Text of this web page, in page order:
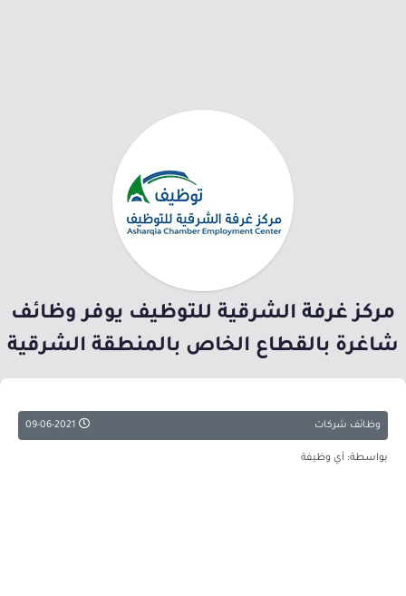
مركز غرفة الشرقية للتوظيف يوفر وظائف
شاغرة بالقطاع الخاص بالمنطقة الشرقية
وظائف شركات
بواسطة: أي وظيفة